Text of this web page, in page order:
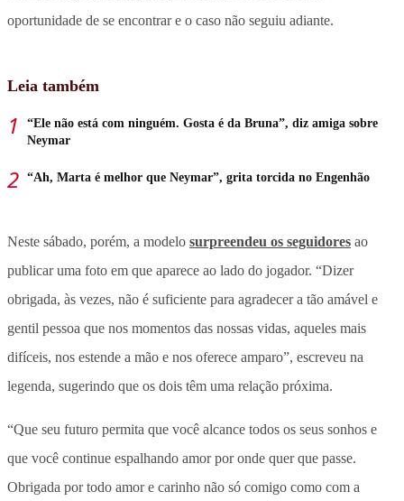
oportunidade de se encontrar e o caso não seguiu adiante.
Leia também
“Ele não está com ninguém. Gosta é da Bruna”, diz amiga sobre
Neymar
“Ah, Marta é melhor que Neymar”, grita torcida no Engenhão
Neste sábado, porém, a modelo surpreendeu os seguidores ao
publicar uma foto em que aparece ao lado do jogador. “Dizer
obrigada, às vezes, não é suficiente para agradecer a tão amável e
gentil pessoa que nos momentos das nossas vidas, aqueles mais
difíceis, nos estende a mão e nos oferece amparo”, escreveu na
legenda, sugerindo que os dois têm uma relação próxima.
“Que seu futuro permita que você alcance todos os seus sonhos e
que você continue espalhando amor por onde quer que passe.
Obrigada por todo amor e carinho não só comigo como com a